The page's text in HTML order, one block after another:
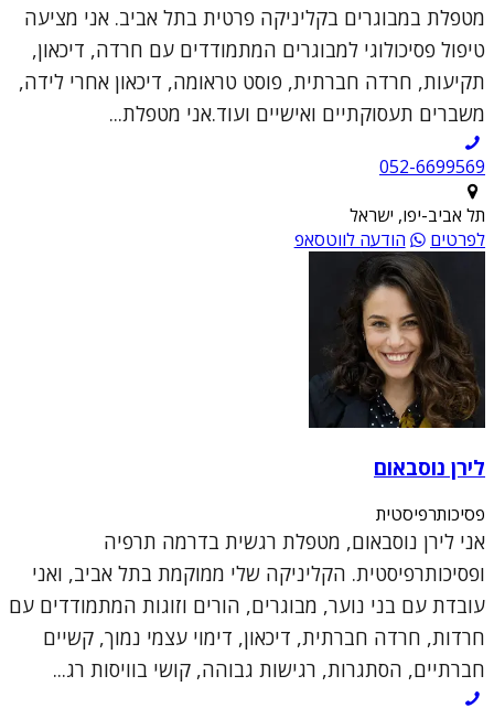
מטפלת במבוגרים בקליניקה פרטית בתל אביב. אני מציעה
טיפול פסיכולוגי למבוגרים המתמודדים עם חרדה, דיכאון,
תקיעות, חרדה חברתית, פוסט טראומה, דיכאון אחרי לידה,
משברים תעסוקתיים ואישיים ועוד.אני מטפלת...
052-6699569
תל אביב-יפו, ישראל
לפרטים
הודעה לווטסאפ
לירן נוסבאום
פסיכותרפיסטית
אני לירן נוסבאום, מטפלת רגשית בדרמה תרפיה
ופסיכותרפיסטית. הקליניקה שלי ממוקמת בתל אביב, ואני
עובדת עם בני נוער, מבוגרים, הורים וזוגות המתמודדים עם
חרדות, חרדה חברתית, דיכאון, דימוי עצמי נמוך, קשיים
חברתיים, הסתגרות, רגישות גבוהה, קושי בוויסות רג...